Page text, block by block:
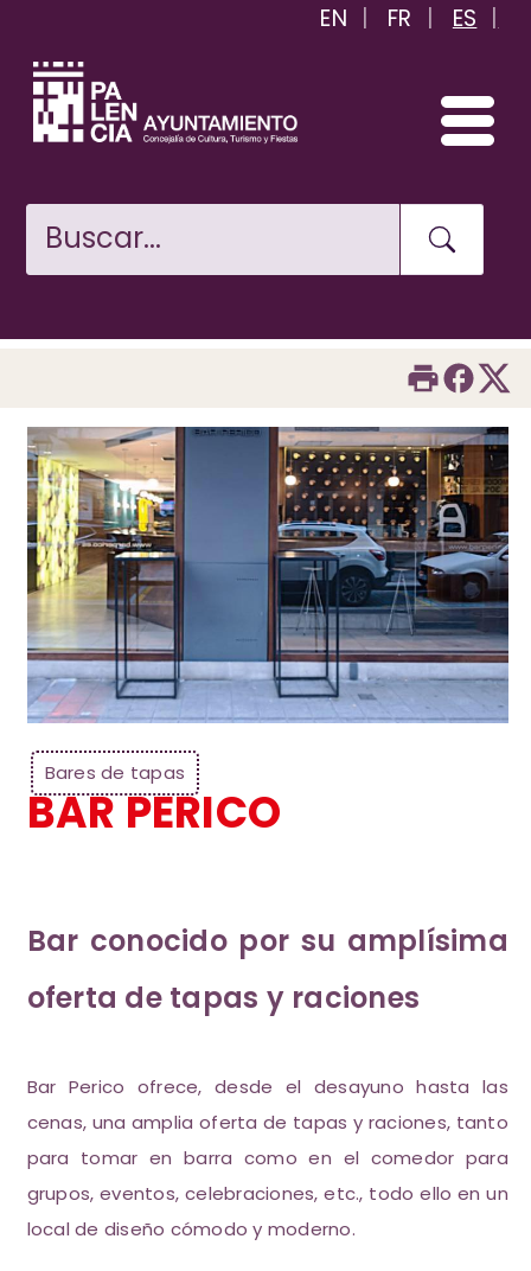
EN FR ES
Bares de tapas
BAR PERICO
Bar conocido por su amplísima
oferta de tapas y raciones
Bar Perico ofrece, desde el desayuno hasta las
cenas, una amplia oferta de tapas y raciones, tanto
para tomar en barra como en el comedor para
grupos, eventos, celebraciones, etc., todo ello en un
local de diseño cómodo y moderno.